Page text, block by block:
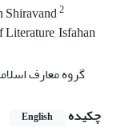
Shiravand2
Isfahan
چکیده
English